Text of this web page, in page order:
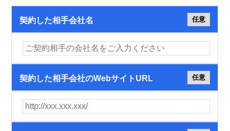
契約した相手会社名 任意
契約した相手会社のWebサイトURL 任意